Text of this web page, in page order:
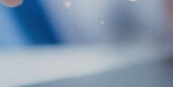
Explore our
services